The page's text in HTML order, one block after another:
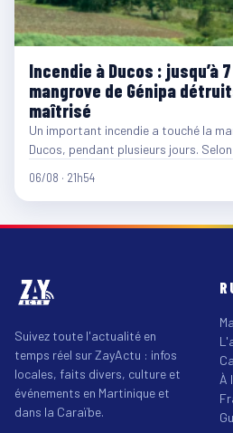
Incendie à Ducos : jusqu’à
mangrove de Génipa
maîtrisé
Un important incendie a touché la
Ducos, pendant plusieurs jours.
06/08 · 21h54
Suivez toute l'actualité en
temps réel sur ZayActu : infos
locales, faits divers, culture et
événements en Martinique et
dans la Caraïbe.
À